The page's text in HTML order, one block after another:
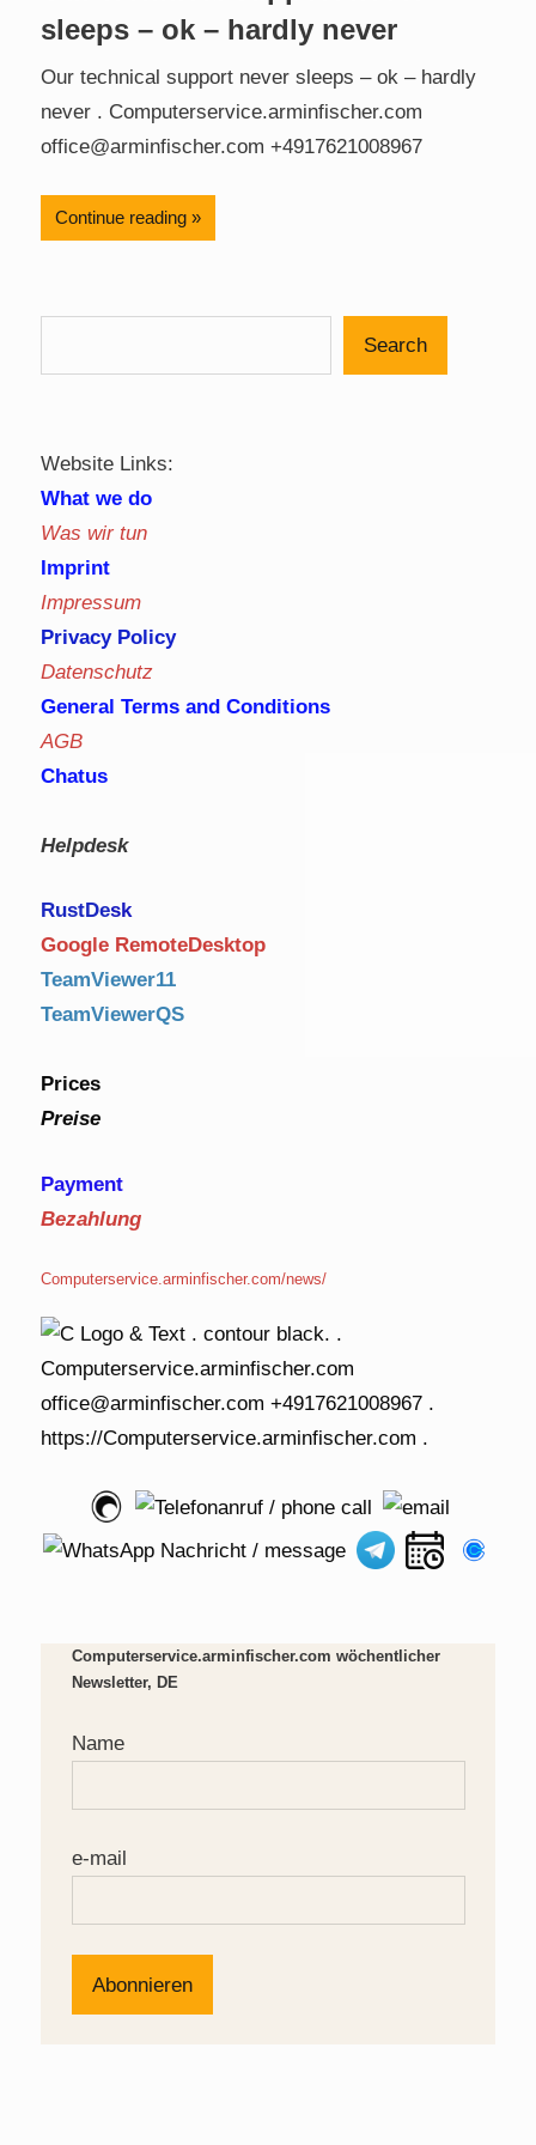
sleeps – ok – hardly never
Our technical support never sleeps – ok – hardly
never . Computerservice.arminfischer.com
office@arminfischer.com +4917621008967
Continue reading
Search
Website Links:
What we do
Was wir tun
Imprint
Impressum
Privacy Policy
Datenschutz
General Terms and Conditions
AGB
Chatus
Helpdesk
RustDesk
Google RemoteDesktop
TeamViewer11
TeamViewerQS
Prices
Preise
Payment
Bezahlung
Computerservice.arminfischer.com/news/
Computerservice.arminfischer.com wöchentlicher
Newsletter, DE
Name
e-mail